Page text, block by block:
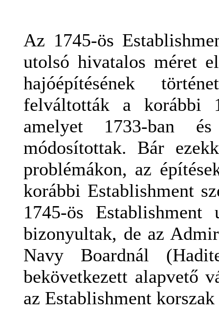
Az 1745-ös
utolsó hivatalos méret
hajóépítésének
felváltották
a korábbi
amelyet
1733-ban
módosítottak. Bár
problémákon, az
korábbi Establishment
1745-ös
Establishment
bizonyultak, de az
Navy Boardnál
bekövetkezett alapvető
az Establishment korszak